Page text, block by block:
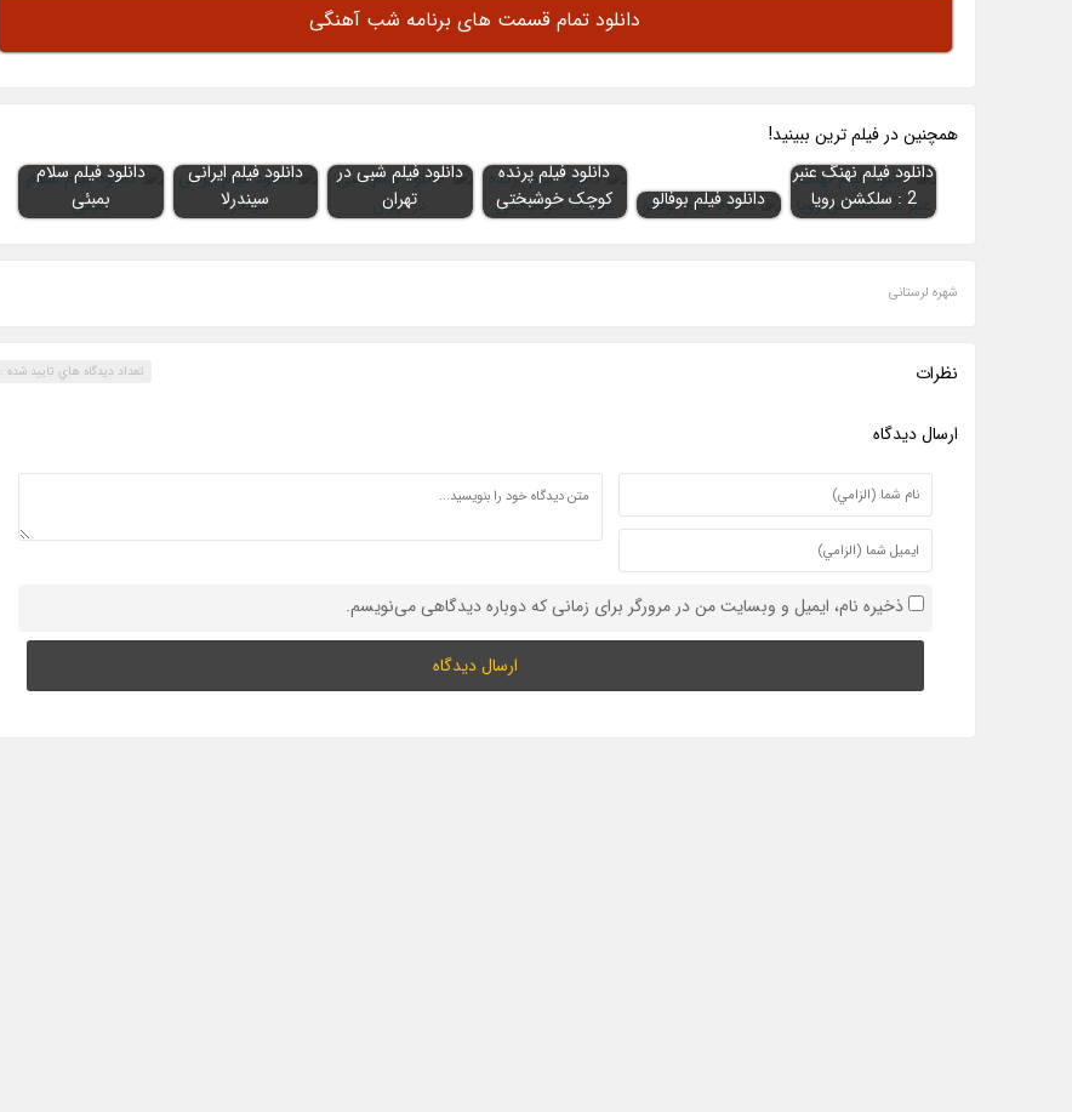
دانلود تمام قسمت های برنامه شب آهنگی
همچنين در فيلم ترين ببينيد!
دانلود فیلم نهنگ عنبر
2 : سلکشن رویا
دانلود فیلم بوفالو
دانلود فیلم پرنده
کوچک خوشبختی
دانلود فیلم شبی در
تهران
دانلود فیلم ایرانی
سیندرلا
دانلود فیلم سلام
بمبئی
شهره لرستانی
نظرات تعداد ديدگاه هاي تاييد شده :
ارسال ديدگاه
ذخیره نام، ایمیل و وبسایت من در مرورگر برای زمانی که دوباره دیدگاهی می‌نویسم.